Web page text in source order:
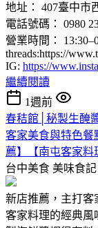
地址： 407臺中市
電話號碼： 0980
營業時間：
threads:https://
IG: https://
繼續閱讀
1週前
春秸館│秘製生醃
客家美食與特色餐
薦】【南屯客家料
台中美食 美味食記
新店推薦，主打客
客家料理的經典風